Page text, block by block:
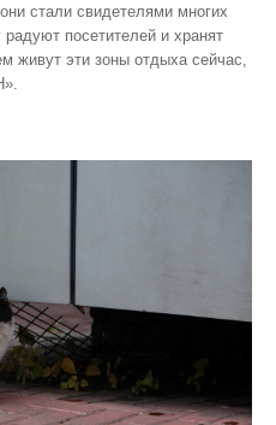
стали свидетелями многих
посетителей и хранят
живут эти зоны отдыха сейчас,